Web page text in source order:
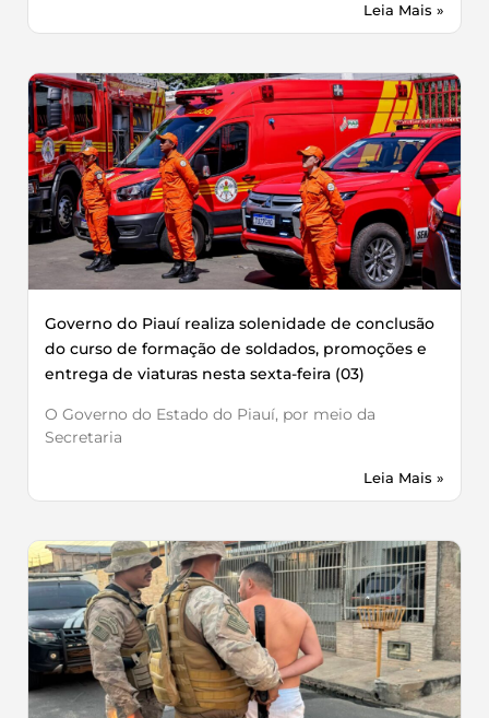
Leia Mais »
Governo do Piauí realiza solenidade de conclusão
do curso de formação de soldados, promoções e
entrega de viaturas nesta sexta-feira (03)
O Governo do Estado do Piauí, por meio da
Secretaria
Leia Mais »